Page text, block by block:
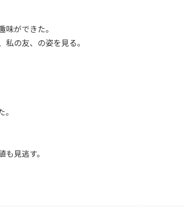
ができた。
の友、の姿を見る。
見逃す。